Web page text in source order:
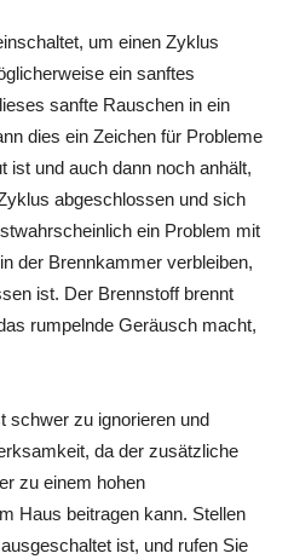
um einen Zyklus
ein sanftes
sanfte Rauschen in ein
dies ein Zeichen für Probleme
ist und auch dann noch anhält,
abgeschlossen und sich
ein Problem mit
der Brennkammer verbleiben,
ist. Der Brennstoff brennt
rumpelnde Geräusch macht,
schwer zu ignorieren und
da der zusätzliche
zu einem hohen
Haus beitragen kann. Stellen
ist, und rufen Sie